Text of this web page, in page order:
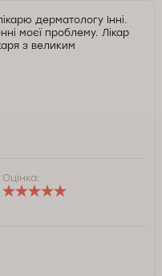
дерматологу Інні.
моєї проблему. Лікар
з великим
відгук
лікаря.
Оцінка: